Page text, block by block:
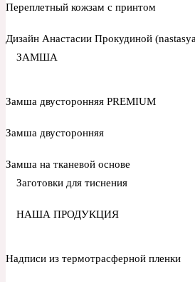
Переплетный кожзам с принтом
Дизайн Анастасии Прокудиной
ЗАМША
Замша двусторонняя PREMIUM
Замша двусторонняя
Замша на тканевой основе
Заготовки для тиснения
НАША ПРОДУКЦИЯ
Надписи из термотрасферной пленки